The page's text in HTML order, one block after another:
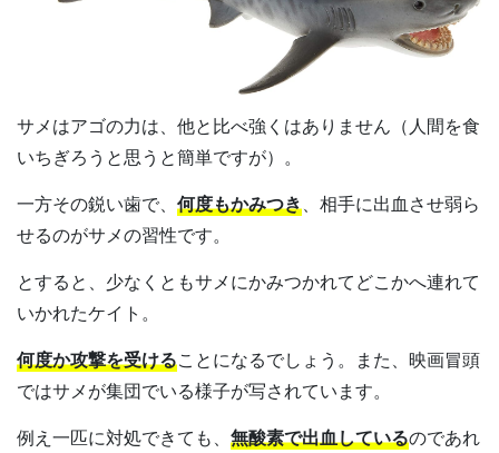
サメはアゴの力は、他と比べ強くはありません（人間を食
いちぎろうと思うと簡単ですが）。
一方その鋭い歯で、 何度もかみつき 、相手に出血させ弱ら
せるのがサメの習性です。
とすると、少なくともサメにかみつかれてどこかへ連れて
いかれたケイト。
何度か攻撃を受けることになるでしょう。また、映画冒頭
ではサメが集団でいる様子が写されています。
例え一匹に対処できても、 無酸素で出血しているのであれ